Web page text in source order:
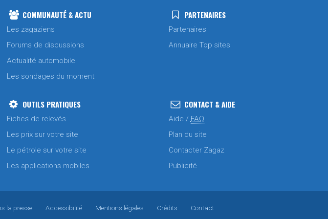
COMMUNAUTÉ & ACTU
Les zagaziens
Forums de discussions
Actualité automobile
Les sondages du moment
PARTENAIRES
Partenaires
Annuaire Top sites
OUTILS PRATIQUES
Fiches de relevés
Les prix sur votre site
Le pétrole sur votre site
Les applications mobiles
CONTACT & AIDE
Aide / FAQ
Plan du site
Contacter Zagaz
Publicité
la presse Accessibilité Mentions légales Crédits Contact